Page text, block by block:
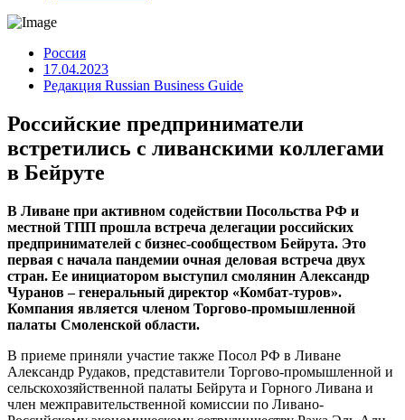
Россия
17.04.2023
Редакция Russian Business Guide
Российские предприниматели
встретились с ливанскими коллегами
в Бейруте
В Ливане при активном содействии Посольства РФ и
местной ТПП прошла встреча делегации российских
предпринимателей с бизнес-сообществом Бейрута. Это
первая с начала пандемии очная деловая встреча двух
стран. Ее инициатором выступил смолянин Александр
Чуранов – генеральный директор «Комбат-туров».
Компания является членом Торгово-промышленной
палаты Смоленской области.
В приеме приняли участие также Посол РФ в Ливане
Александр Рудаков, представители Торгово-промышленной и
сельскохозяйственной палаты Бейрута и Горного Ливана и
член межправительственной комиссии по Ливано-